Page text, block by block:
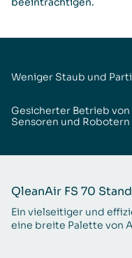
Weniger Staub und
Gesicherter Betrieb von
Sensoren und Robotern
QleanAir FS 70
Ein vielseitiger und
eine breite Palette von